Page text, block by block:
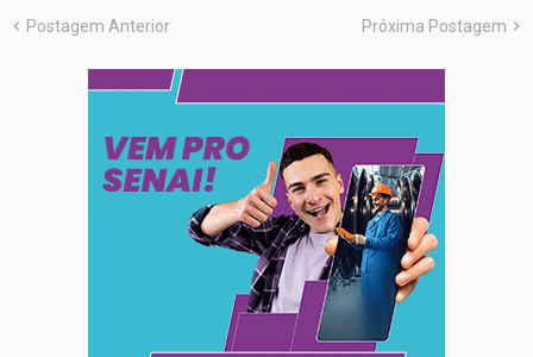
Postagem Anterior Próxima Postagem